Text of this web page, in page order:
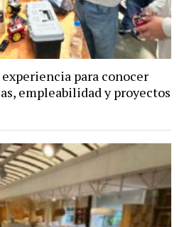
para conocer
empleabilidad y proyectos